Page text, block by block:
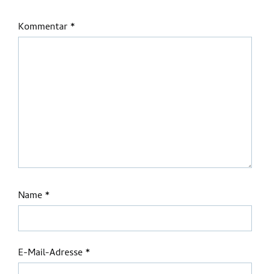
Kommentar*
Name*
E-Mail-Adresse*